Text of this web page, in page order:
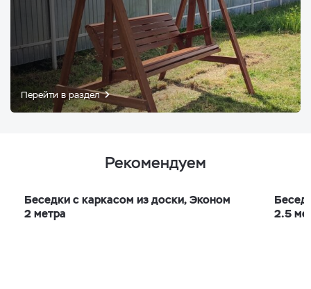
Перейти в раздел
Рекомендуем
Беседки с каркасом из доски, Эконом
2 метра
2.5